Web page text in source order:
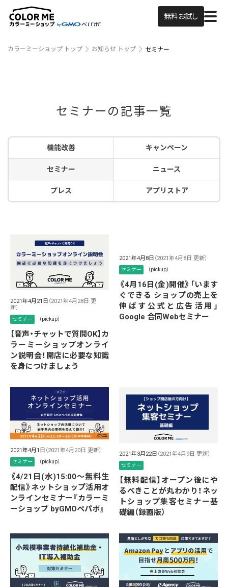
無料お試し
カラーミーショップ トップ お知らせ トップ セミナー
セミナーの記事一覧
機能改善 キャンペーン
セミナー ニュース
プレス アプリストア
2021年4月21日 （2021年4月28日 更
新）
セミナー （pickup）
【音声・チャットで質問OK】カ
ラーミーショップオンライ
ン説明会！開店に必要な知識
を身につけましょう
2021年4月8日 （2021年4月8日 更新）
セミナー （pickup）
《4月16日(金)開催》「います
ぐできる ショップの売上を
伸ばす公式と広告活用」
Google 合同Webセミナー
2021年4月1日 （2021年4月20日 更新）
セミナー （pickup）
《4/21日(水)15:00～無料生
配信》ネットショップ活用オ
ンラインセミナー『カラーミ
ーショップ byGMOペパボ』
2021年3月22日 （2021年4月9日 更新）
セミナー
【無料配信】オープン後にや
るべきことが丸わかり！ネッ
トショップ集客セミナー基
礎編（録画版）